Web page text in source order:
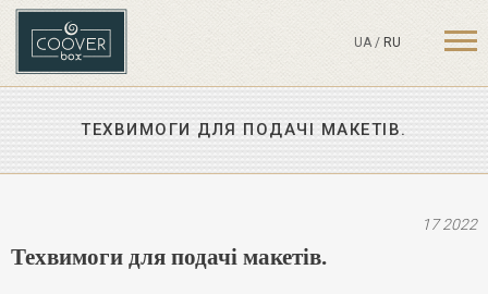
UA / RU
ТЕХВИМОГИ ДЛЯ ПОДАЧІ МАКЕТІВ.
17 2022
Техвимоги для подачі макетів.